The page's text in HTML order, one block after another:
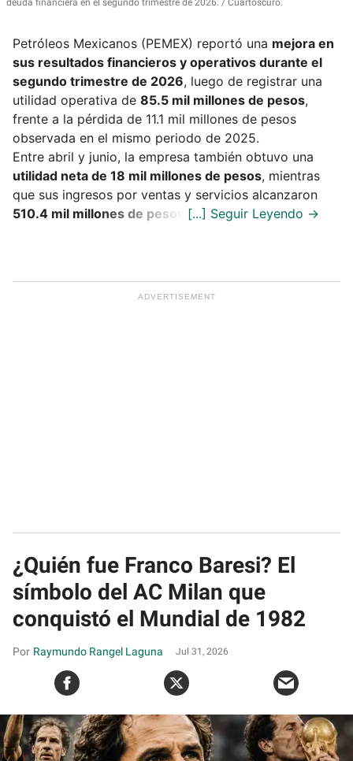
deuda financiera en el segundo trimestre de 2026. Cuartoscuro.
Petróleos Mexicanos (PEMEX) reportó una mejora en
sus resultados financieros y operativos durante el
segundo trimestre de 2026, luego de registrar una
utilidad operativa de 85.5 mil millones de pesos,
frente a la pérdida de 11.1 mil millones de pesos
observada en el mismo periodo de 2025.
Entre abril y junio, la empresa también obtuvo una
utilidad neta de 18 mil millones de pesos, mientras
que sus ingresos por ventas y servicios alcanzaron
510.4 mil millones de pesos
¿Quién fue Franco Baresi? El
símbolo del AC Milan que
conquistó el Mundial de 1982
Raymundo Rangel Laguna Jul 31, 2026